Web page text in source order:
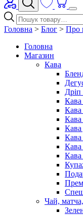
Головна > Блог > Про
Головна
Магазин
Кава
Дріп
Кава
Кава
Кава
Кава
Кава
Кава
Кава
Чай,